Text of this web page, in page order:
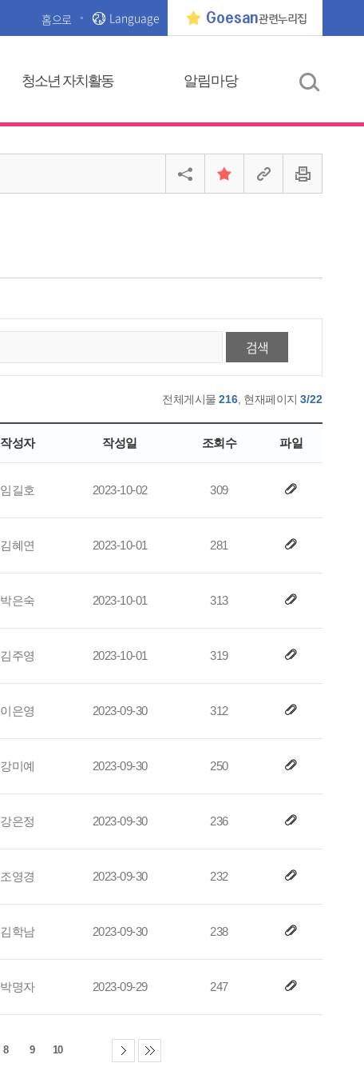
홈으로 Language Goesan관련누리집
청소년 자치활동 알림마당
검색
전체게시물 216 , 현재페이지 3/22
작성자 작성일 조회수 파일
임길호 2023-10-02 309
김혜연 2023-10-01 281
박은숙 2023-10-01 313
김주영 2023-10-01 319
이은영 2023-09-30 312
강미예 2023-09-30 250
강은정 2023-09-30 236
조영경 2023-09-30 232
김학남 2023-09-30 238
박명자 2023-09-29 247
8 9 10